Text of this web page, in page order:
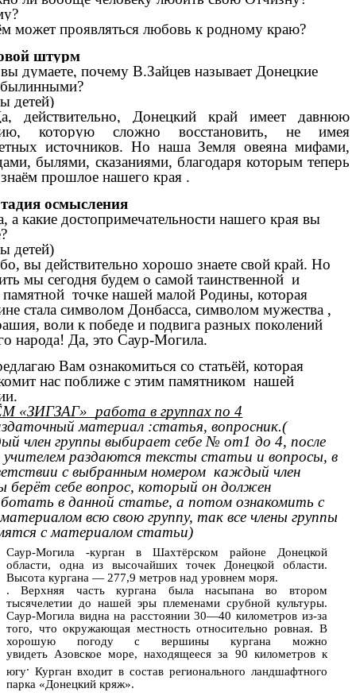
может проявляться любовь к родному краю?
штурм
думаете, почему В.Зайцев называет Донецкие
былинными?
детей)
действительно, Донецкий край имеет давнюю
которую сложно восстановить, не имея
источников. Но наша Земля овеяна мифами,
былями, сказаниями, благодаря которым теперь
прошлое нашего края .
осмысления
а какие достопримечательности нашего края вы
детей)
вы действительно хорошо знаете свой край. Но
мы сегодня будем о самой таинственной и
памятной точке нашей малой Родины, которая
стала символом Донбасса, символом мужества ,
воли к победе и подвига разных поколений
народа! Да, это Саур-Могила.
Вам ознакомиться со статьёй, которая
нас поближе с этим памятником нашей
«ЗИГЗАГ» работа в группах по 4
материал :статья, вопросник.(
член группы выбирает себе № от1 до 4, после
учителем раздаются тексты статьи и вопросы, в
с выбранным номером каждый член
берёт себе вопрос, который он должен
в данной статье, а потом ознакомить с
всю свою группу, так все члены группы
с материалом статьи)
Саур-Могила -курганв Шахтёрском районе Донецкой
области, одна из высочайших точек Донецкой области.
Высота кургана — 277,9 метров над уровнем моря.
. Верхняя часть кургана была насыпана во втором
тысячелетии до нашей эры племенами срубной культуры.
Саур-Могила видна на расстоянии 30—40 километров из-за
того, что окружающая местность относительно ровная. В
хорошую погоду с вершины кургана можно
увидеть Азовское море, находящееся за 90 километров к
югу. Курган входит в состав регионального ландшафтного
парка «Донецкий кряж».